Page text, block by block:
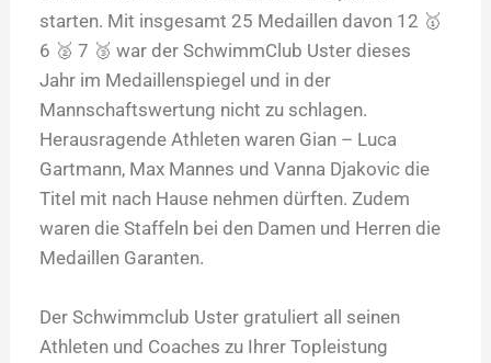
starten. Mit insgesamt 25 Medaillen davon 12 🥇
6 🥈 7 🥉 war der SchwimmClub Uster dieses
Jahr im Medaillenspiegel und in der
Mannschaftswertung nicht zu schlagen.
Herausragende Athleten waren Gian – Luca
Gartmann, Max Mannes und Vanna Djakovic die
Titel mit nach Hause nehmen dürften. Zudem
waren die Staffeln bei den Damen und Herren die
Medaillen Garanten.
Der Schwimmclub Uster gratuliert all seinen
Athleten und Coaches zu Ihrer Topleistung